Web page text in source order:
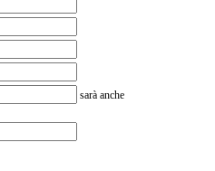
sarà anche